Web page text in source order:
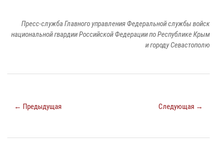
Пресс-служба Главного управления Федеральной службы войск
национальной гвардии Российской Федерации по Республике Крым
и городу Севастополю
← Предыдущая Следующая →